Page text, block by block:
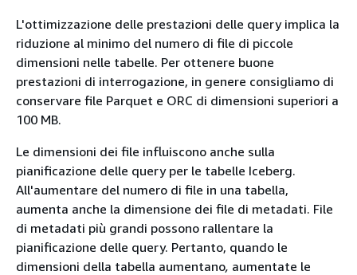
L'ottimizzazione delle prestazioni delle query implica la
riduzione al minimo del numero di file di piccole
dimensioni nelle tabelle. Per ottenere buone
prestazioni di interrogazione, in genere consigliamo di
conservare file Parquet e ORC di dimensioni superiori a
100 MB.
Le dimensioni dei file influiscono anche sulla
pianificazione delle query per le tabelle Iceberg.
All'aumentare del numero di file in una tabella,
aumenta anche la dimensione dei file di metadati. File
di metadati più grandi possono rallentare la
pianificazione delle query. Pertanto, quando le
dimensioni della tabella aumentano, aumentate le